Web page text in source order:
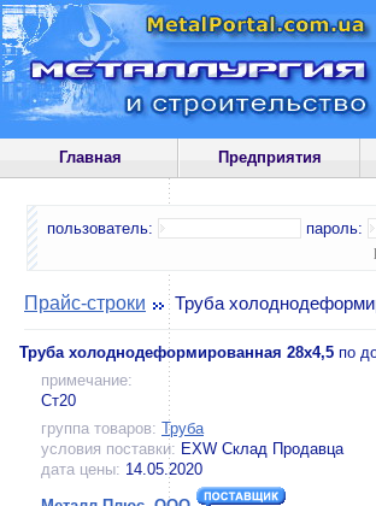
Главная Предприятия
пользователь:
пароль:
Прайс-строки Труба
Труба холоднодеформированная 28х4,5 по
примечание:
Ст20
группа товаров: Труба
условия поставки: EXW Склад Продавца
дата цены: 14.05.2020